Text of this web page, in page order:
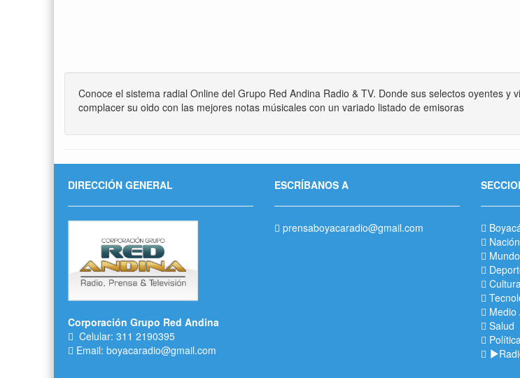
Conoce el sistema radial Online del Grupo Red Andina Radio & TV. Donde sus selectos oyentes y
complacer su oido con las mejores notas músicales con un variado listado de emisoras
DIRECCIÓN GENERAL
Corporación Grupo Red Andina
Celular: 311 2190395
Email: boyacaradio@gmail.com
ESCRÍBANOS A
prensaboyacaradio@gmail.com
Nación
Mundo
Medio
Salud